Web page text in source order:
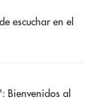
escuchar en el
Bienvenidos al